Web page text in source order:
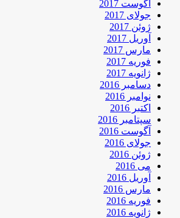
آگوست 2017
جولای 2017
ژوئن 2017
آوریل 2017
مارس 2017
فوریه 2017
ژانویه 2017
دسامبر 2016
نوامبر 2016
اکتبر 2016
سپتامبر 2016
آگوست 2016
جولای 2016
ژوئن 2016
می 2016
آوریل 2016
مارس 2016
فوریه 2016
ژانویه 2016